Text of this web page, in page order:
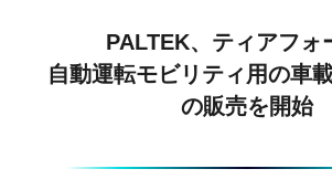
PALTEK、ティアフォ
自動運転モビリティ用の車
の販売を開始